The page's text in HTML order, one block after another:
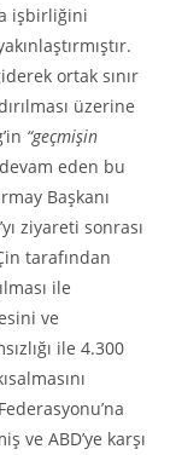
işbirliğini
ortak sınır
üzerine
“geçmişin
eden bu
Başkanı
ziyareti sonrası
tarafından
ile
ve
ile 4.300
ve ABD’ye karşı